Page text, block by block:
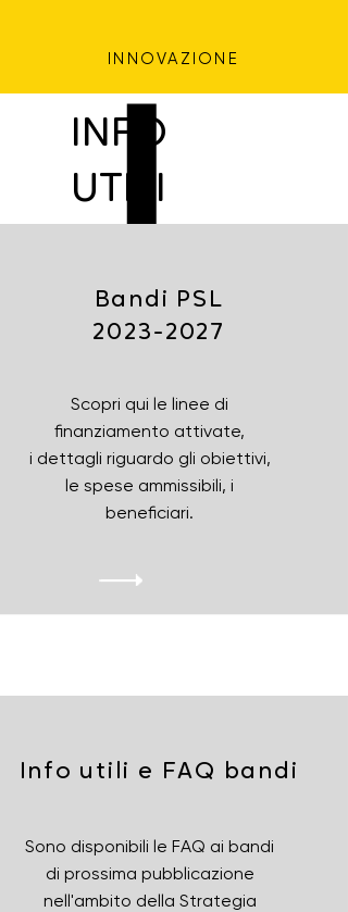
INNOVAZIONE
INFO
UTILI
Bandi PSL
2023-2027
Scopri qui le linee di
finanziamento attivate,
i dettagli riguardo gli obiettivi,
le spese ammissibili, i
beneficiari.
Info utili e FAQ bandi
Sono disponibili le FAQ ai bandi
di prossima pubblicazione
nell'ambito della Strategia